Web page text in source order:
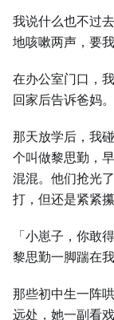
我说什么也不过
地咳嗽两声，要
在办公室门口，
回家后告诉爸妈。
那天放学后，我
个叫做黎思勤，
混混。他们抢光
打，但还是紧紧攥
「小崽子，你敢
黎思勤一脚踹在我
那些初中生一阵
远处，她一副看